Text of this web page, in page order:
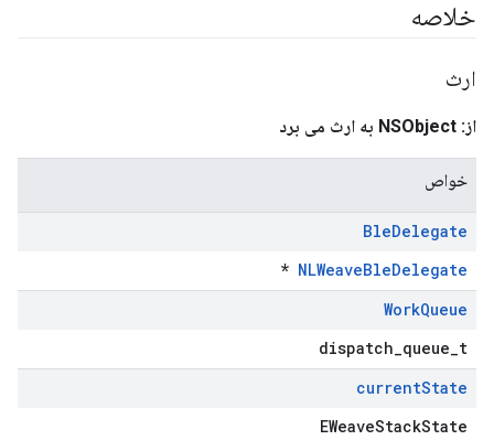
خلاصه
ارث
از: NSObject به ارث می برد
خواص
BleDelegate
NLWeaveBleDelegate
*
WorkQueue
dispatch_queue_t
currentState
EWeaveStackState